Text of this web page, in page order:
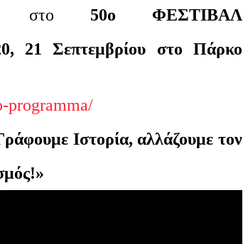
στο 50ο ΦΕΣΤΙΒΑΛ
21 Σεπτεμβρίου στο Πάρκο
programma/
Ιστορία, αλλάζουμε τον